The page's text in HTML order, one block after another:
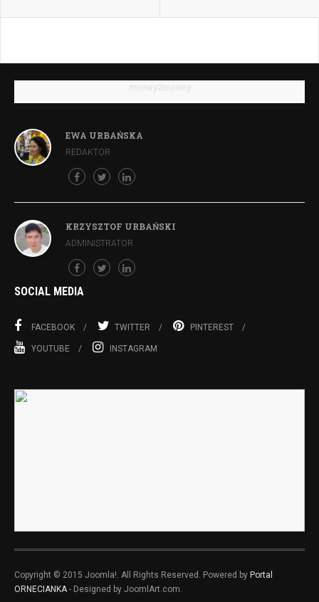
EWA URBAŃSKA
REDAKTOR
KRZYSZTOF URBAŃSKI
ADMINISTRATOR
SOCIAL MEDIA
FACEBOOK TWITTER PINTEREST
YOUTUBE INSTAGRAM
Copyright © 2015 Joomla!. All Rights Reserved. Powered by Portal
ORNECIANKA- Designed by JoomlArt.com.